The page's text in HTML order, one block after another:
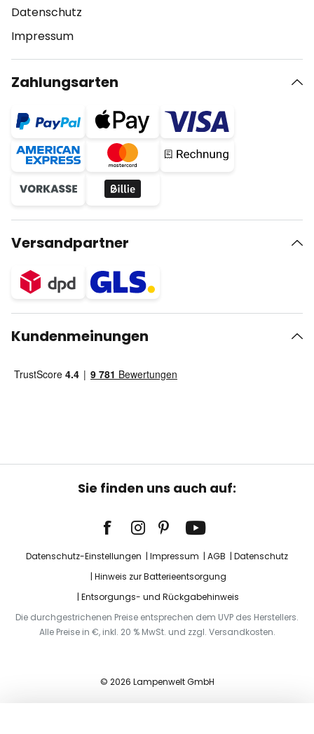
Datenschutz
Impressum
Zahlungsarten
Versandpartner
Kundenmeinungen
Sie finden uns auch auf:
Datenschutz-Einstellungen Impressum AGB
Datenschutz
Hinweis zur Batterieentsorgung
Entsorgungs- und Rückgabehinweis
Die durchgestrichenen Preise entsprechen dem UVP des Herstellers.
Alle Preise in €, inkl. 20 % MwSt. und zzgl. Versandkosten.
© 2026 Lampenwelt GmbH